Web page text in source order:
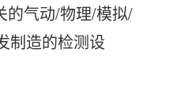
的气动/物理/模拟/
制造的检测设